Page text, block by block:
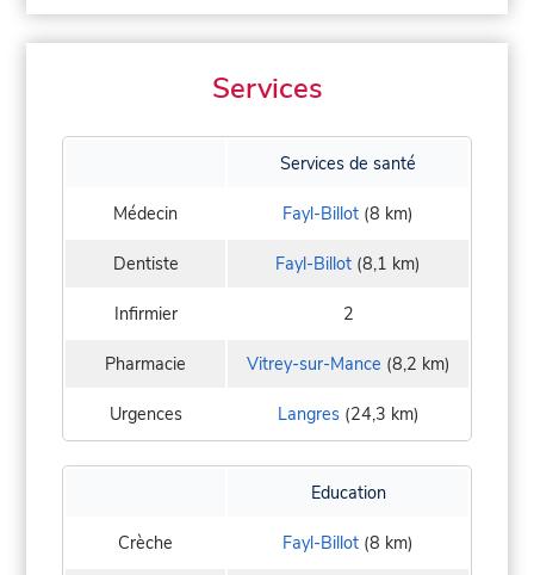
Services
Services de santé
Médecin Fayl-Billot (8 km)
Dentiste Fayl-Billot (8,1 km)
Infirmier 2
Pharmacie Vitrey-sur-Mance (8,2 km)
Urgences Langres(24,3 km)
Education
Crèche Fayl-Billot (8 km)